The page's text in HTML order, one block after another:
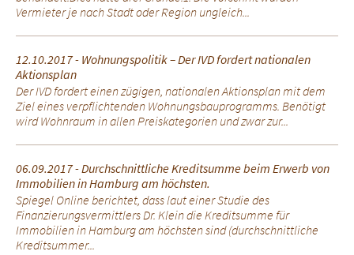
Vermieter je nach Stadt oder Region ungleich...
12.10.2017 - Wohnungspolitik – Der IVD fordert nationalen
Aktionsplan
Der IVD fordert einen zügigen, nationalen Aktionsplan mit dem
Ziel eines verpflichtenden Wohnungsbauprogramms. Benötigt
wird Wohnraum in allen Preiskategorien und zwar zur...
06.09.2017 - Durchschnittliche Kreditsumme beim Erwerb von
Immobilien in Hamburg am höchsten.
Spiegel Online berichtet, dass laut einer Studie des
Finanzierungsvermittlers Dr. Klein die Kreditsumme für
Immobilien in Hamburg am höchsten sind (durchschnittliche
Kreditsummer...